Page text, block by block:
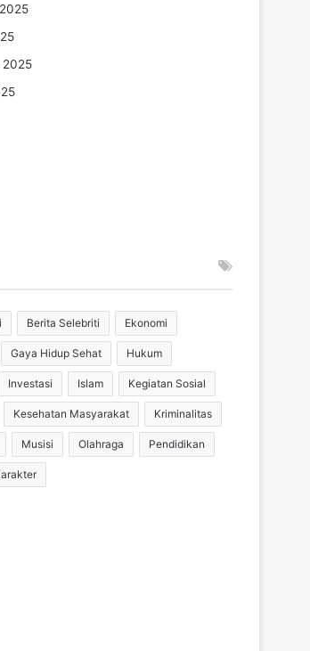
2025
Berita Selebriti Ekonomi
Gaya Hidup Sehat Hukum
Investasi Islam Kegiatan Sosial
Kesehatan Masyarakat Kriminalitas
Musisi Olahraga Pendidikan